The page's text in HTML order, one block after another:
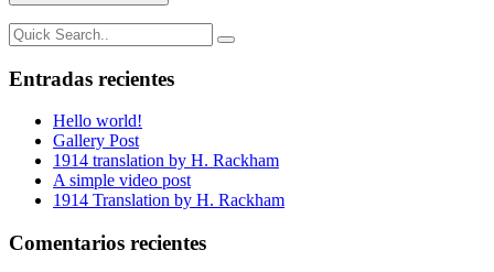
Entradas recientes
Hello world!
Gallery Post
1914 translation by H. Rackham
A simple video post
1914 Translation by H. Rackham
Comentarios recientes